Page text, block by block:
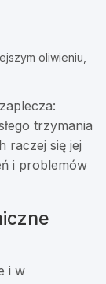
oliwieniu,
trzymania
raczej się jej
i problemów
i w